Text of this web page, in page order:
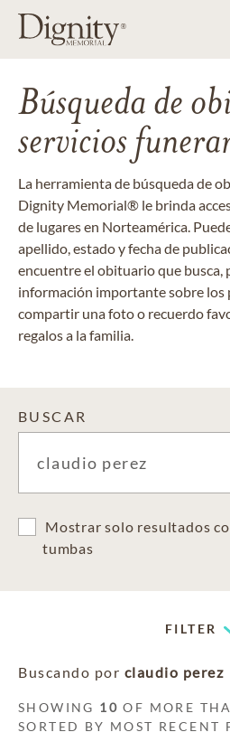
Búsqueda de
servicios
La herramienta de búsqueda de
Dignity Memorial® le brinda
de lugares en Norteamérica.
apellido, estado y fecha de
encuentre el obituario que busca,
información importante sobre los
compartir una foto o recuerdo
regalos a la familia.
BUSCAR
Mostrar solo resultados
tumbas
FILTER
Buscando por claudio perez
SHOWING 10 OF MORE
SORTED BY MOST RECENT